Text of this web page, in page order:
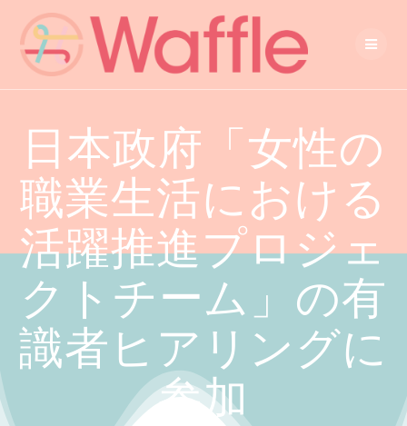
日本政府「女性の
職業生活における
活躍推進プロジェ
クトチーム」の有
識者ヒアリングに
参加